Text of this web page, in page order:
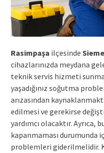
Rasimpaşa ilçesinde
cihazlarınızda meydana
teknik servis hizmeti
yaşadığınız soğutma
arızasından
edilmesi ve gerekirse
yardımcı olacaktır. Ayrıca,
kapanmaması durumunda
problemleri giderilmelidir.